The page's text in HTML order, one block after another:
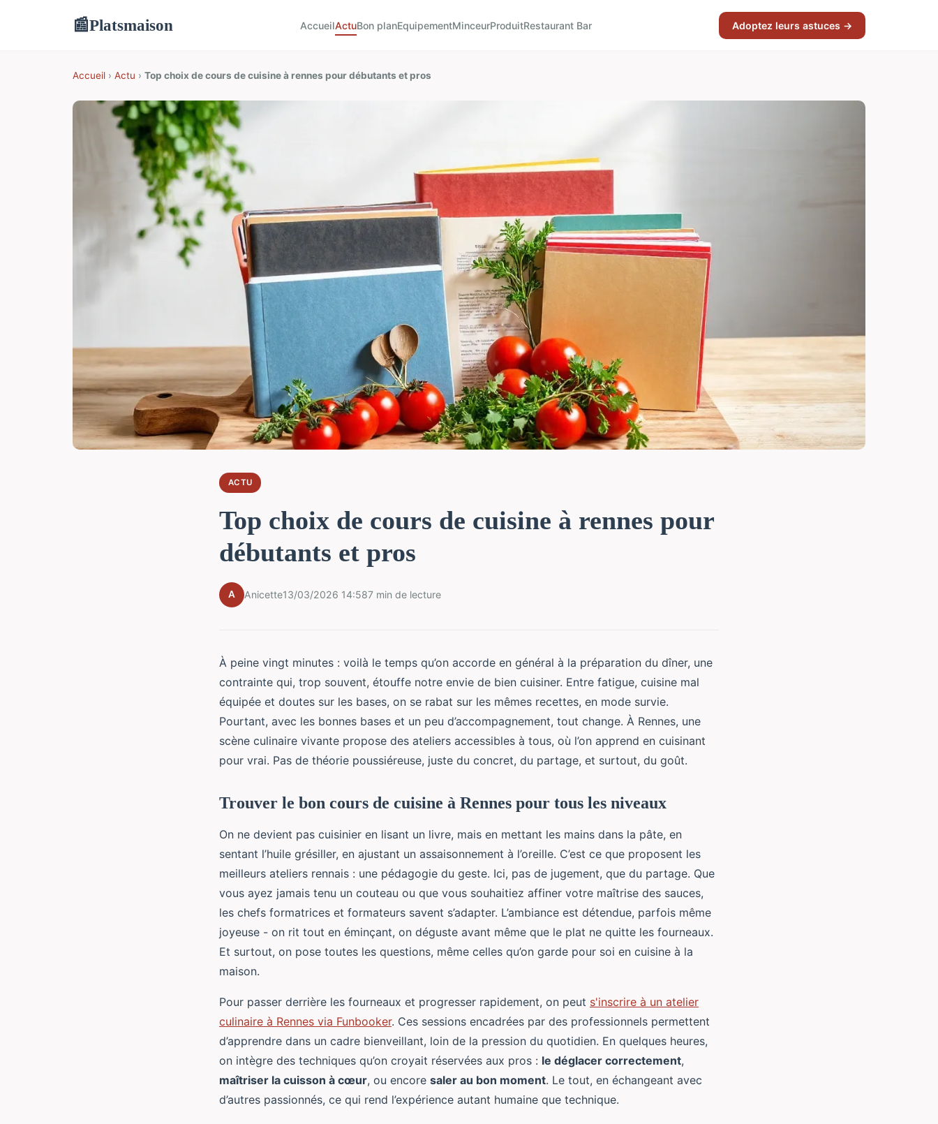
📰Platsmaison AccueilActuBon planEquipementMinceurProduitRestaurant Bar Adoptez leurs astuces →
Accueil › Actu › Top choix de cours de cuisine à rennes pour débutants et pros
ACTU
Top choix de cours de cuisine à rennes pour
débutants et pros
A Anicette13/03/2026 14:587 min de lecture
À peine vingt minutes : voilà le temps qu’on accorde en général à la préparation du dîner, une
contrainte qui, trop souvent, étouffe notre envie de bien cuisiner. Entre fatigue, cuisine mal
équipée et doutes sur les bases, on se rabat sur les mêmes recettes, en mode survie.
Pourtant, avec les bonnes bases et un peu d’accompagnement, tout change. À Rennes, une
scène culinaire vivante propose des ateliers accessibles à tous, où l’on apprend en cuisinant
pour vrai. Pas de théorie poussiéreuse, juste du concret, du partage, et surtout, du goût.
Trouver le bon cours de cuisine à Rennes pour tous les niveaux
On ne devient pas cuisinier en lisant un livre, mais en mettant les mains dans la pâte, en
sentant l’huile grésiller, en ajustant un assaisonnement à l’oreille. C’est ce que proposent les
meilleurs ateliers rennais : une pédagogie du geste. Ici, pas de jugement, que du partage. Que
vous ayez jamais tenu un couteau ou que vous souhaitiez affiner votre maîtrise des sauces,
les chefs formatrices et formateurs savent s’adapter. L’ambiance est détendue, parfois même
joyeuse - on rit tout en éminçant, on déguste avant même que le plat ne quitte les fourneaux.
Et surtout, on pose toutes les questions, même celles qu’on garde pour soi en cuisine à la
maison.
Pour passer derrière les fourneaux et progresser rapidement, on peut s'inscrire à un atelier
culinaire à Rennes via Funbooker. Ces sessions encadrées par des professionnels permettent
d’apprendre dans un cadre bienveillant, loin de la pression du quotidien. En quelques heures,
on intègre des techniques qu’on croyait réservées aux pros : le déglacer correctement,
maîtriser la cuisson à cœur, ou encore saler au bon moment. Le tout, en échangeant avec
d’autres passionnés, ce qui rend l’expérience autant humaine que technique.